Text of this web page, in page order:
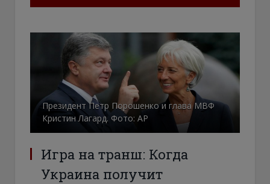
Президент Петр Порошенко и глава МВФ
Кристин Лагард. Фото: АР
Игра на транш: Когда
Украина получит